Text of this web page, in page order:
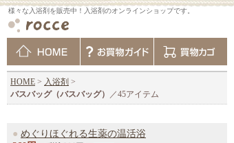
様々な入浴剤を販売中！入浴剤のオンラインショップです。
HOME > 入浴剤 >
バスバッグ（バスバッグ）
／45アイテム
● めぐりほぐれる生薬の温活浴